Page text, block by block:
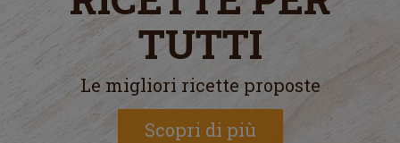
TUTTI
Le migliori ricette proposte
Scopri di più